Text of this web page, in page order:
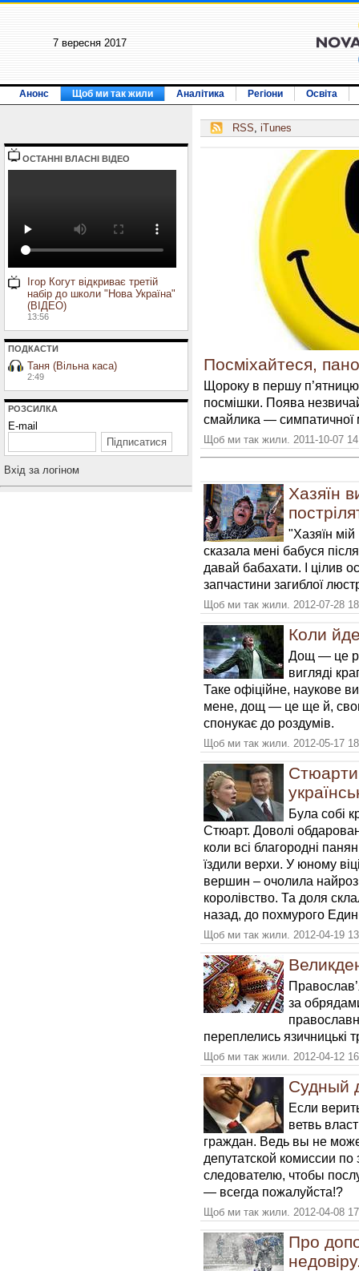
7 вересня 2017
Анонс Щоб ми так жили Аналітика Регіони Освіта
ОСТАННI ВЛАСНI ВIДЕО
Ігор Когут відкриває третій
набір до школи "Нова Україна"
(ВІДЕО)
13:56
ПОДКАСТИ
Таня (Вільна каса)
2:49
РОЗСИЛКА
E-mail
Вхiд за логiном
RSS, iTunes
Посміхайтеся,
Щороку в першу п’ятницю
посмішки. Поява
смайлика — симпатичної
Щоб ми так жили. 2011-10-07
Хазяїн
"Хазяїн
сказала мені бабуся
давай бабахати. І цілив
запчастини загиблої
Щоб ми так жили. 2012-07-28
Коли
Дощ — це
вигляді
Таке офіційне, наукове
мене, дощ — це ще й,
спонукає до роздумів.
Щоб ми так жили. 2012-05-17
Стюарти
Була собі
Стюарт. Доволі
коли всі благородні
їздили верхи. У юному
вершин – очолила
королівство. Та доля
назад, до похмурого
Щоб ми так жили. 2012-04-19
за
переплелись язичницькі
Щоб ми так жили. 2012-04-12
Судный
Если
ветвь
граждан. Ведь вы не
депутатской комиссии
следователю, чтобы
— всегда пожалуйста!?
Щоб ми так жили. 2012-04-08
Про